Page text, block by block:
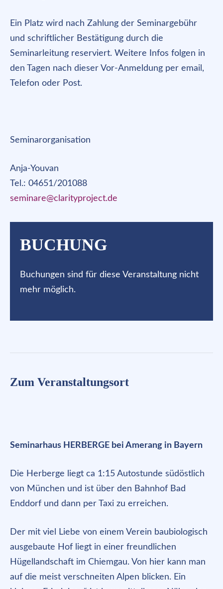
Ein Platz wird nach Zahlung der Seminargebühr
und schriftlicher Bestätigung durch die
Seminarleitung reserviert. Weitere Infos folgen in
den Tagen nach dieser Vor-Anmeldung per email,
Telefon oder Post.
Seminarorganisation
Anja-Youvan
Tel.: 04651/201088
seminare@clarityproject.de
BUCHUNG
Buchungen sind für diese Veranstaltung nicht
mehr möglich.
Zum Veranstaltungsort
Seminarhaus HERBERGE bei Amerang in Bayern
Die Herberge liegt ca 1:15 Autostunde südöstlich
von München und ist über den Bahnhof Bad
Enddorf und dann per Taxi zu erreichen.
Der mit viel Liebe von einem Verein baubiologisch
ausgebaute Hof liegt in einer freundlichen
Hügellandschaft im Chiemgau. Von hier kann man
auf die meist verschneiten Alpen blicken. Ein